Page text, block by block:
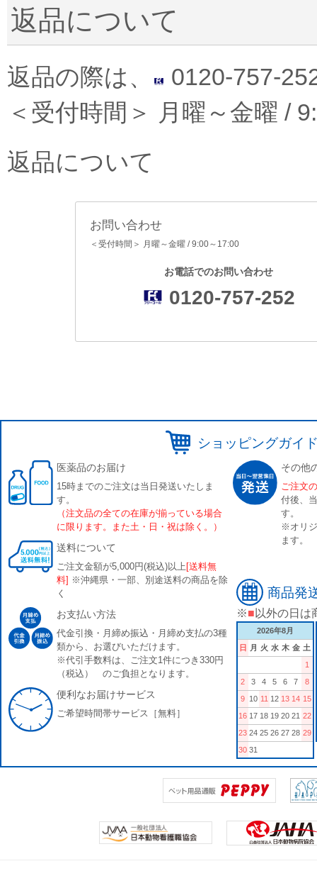
返品について
返品の際は、
0120-757-
＜受付時間＞ 月曜～金曜 /
返品について
お問い合わせ
＜受付時間＞ 月曜～金曜 / 9:00～17:00
お電話でのお問い合わせ
0120-757-252
ショッピングガイ
医薬品のお届け
15時までのご注文は当日発送いたしま
す。
（注文品の全ての在庫が揃っている場合
に限ります。また土・日・祝は除く。）
送料について
ご注文金額が5,000円(税込)以上 [送料無
料] ※沖縄県・一部、別途送料の商品を除
く
お支払い方法
代金引換・月締め振込・月締め支払の3種
類から、お選びいただけます。
※代引手数料は、ご注文1件につき330円
（税込） のご負担となります。
便利なお届けサービス
ご希望時間帯サービス［無料］
その他
ご注文
付後、
す。
※オリ
ます。
商品発
※■ 以外の日は
2026年8月
日
月 火 水 木 金 土
1
2
3 4 5 6 7
8
9 10 11 12 13 14 15
16 17 18 19 20 21 22
23 24 25 26 27 28 29
30 31